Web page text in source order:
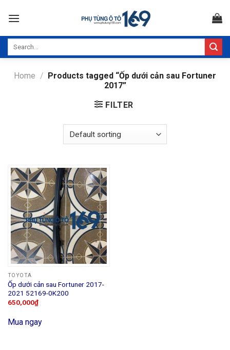
Home / Products tagged “Ốp dưới cản sau Fortuner
2017”
FILTER
TOYOTA
Ốp dưới cản sau Fortuner 2017-
2021 52169-0K200
650,000₫
Mua ngay